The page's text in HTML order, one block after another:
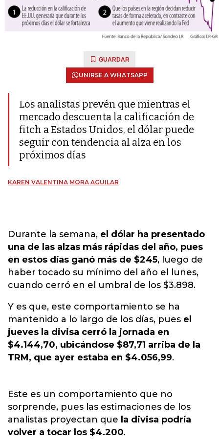
GUARDAR
UNIRSE A WHATSAPP
Los analistas prevén que mientras el
mercado descuenta la calificación de
fitch a Estados Unidos, el dólar puede
seguir con tendencia al alza en los
próximos días
KAREN VALENTINA MORA AGUILAR
Durante la semana, el dólar ha presentado
una de las alzas más rápidas del año, pues
en estos días ganó más de $245, luego de
haber tocado su mínimo del año el lunes,
cuando cerró en el umbral de los $3.898.
Y es que, este comportamiento se ha
mantenido a lo largo de los días, pues el
jueves la divisa cerró la jornada en
$4.144,70, ubicándose $87,71 arriba de la
TRM, que ayer estaba en $4.056,99.
Este es un comportamiento que no
sorprende, pues las estimaciones de los
analistas proyectan que la divisa podría
volver a tocar los $4.200.